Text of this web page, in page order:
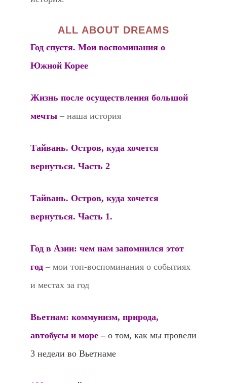
ALL ABOUT DREAMS
Год спустя. Мои воспоминания о
Южной Корее
Жизнь после осуществления большой
мечты – наша история
Тайвань. Остров, куда хочется
вернуться. Часть 2
Тайвань. Остров, куда хочется
вернуться. Часть 1.
Год в Азии: чем нам запомнился этот
год – мои топ-воспоминания о событиях
и местах за год
Вьетнам: коммунизм, природа,
автобусы и море – о том, как мы провели
3 недели во Вьетнаме